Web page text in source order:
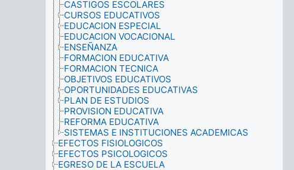
CASTIGOS ESCOLARES
CURSOS EDUCATIVOS
EDUCACION ESPECIAL
EDUCACION VOCACIONAL
ENSEÑANZA
FORMACION EDUCATIVA
FORMACION TECNICA
OBJETIVOS EDUCATIVOS
OPORTUNIDADES EDUCATIVAS
PLAN DE ESTUDIOS
PROVISION EDUCATIVA
REFORMA EDUCATIVA
SISTEMAS E INSTITUCIONES ACADEMICAS
EFECTOS FISIOLOGICOS
EFECTOS PSICOLOGICOS
EGRESO DE LA ESCUELA